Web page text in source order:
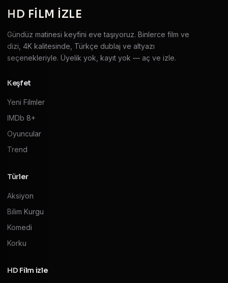
HD FILM IZLE
Gündüz matinesi keyfini eve taşıyoruz. Binlerce film ve
dizi, 4K kalitesinde, Türkçe dublaj ve altyazı
seçenekleriyle. Üyelik yok, kayıt yok — aç ve izle.
Keşfet
Yeni Filmler
IMDb 8+
Oyuncular
Trend
Türler
Aksiyon
Bilim Kurgu
Komedi
Korku
HD Film izle